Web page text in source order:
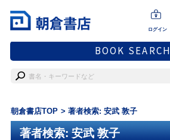
ログイン
BOOK SEARCH
朝倉書店TOP 著者検索: 安武 敦子
著者検索: 安武 敦子